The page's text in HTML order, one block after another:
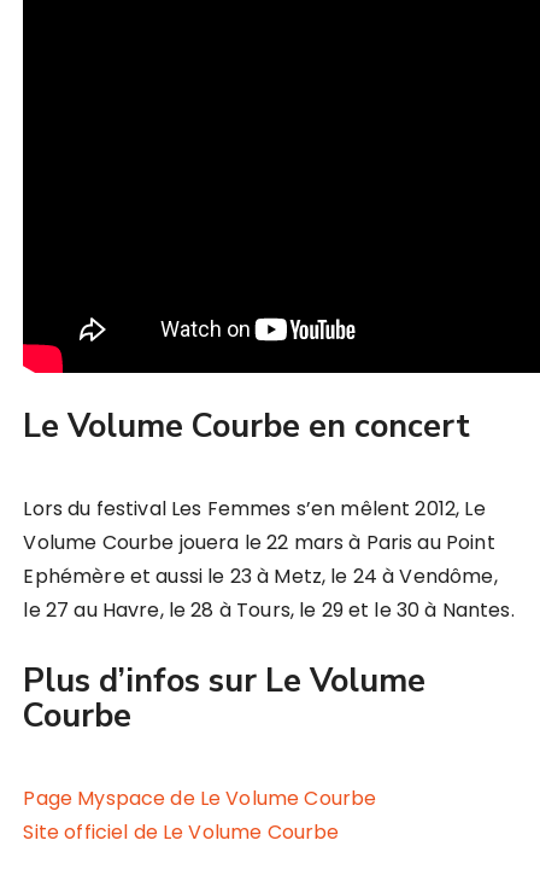
Le Volume Courbe en concert
Lors du festival Les Femmes s’en mêlent 2012, Le
Volume Courbe jouera le 22 mars à Paris au Point
Ephémère et aussi le 23 à Metz, le 24 à Vendôme,
le 27 au Havre, le 28 à Tours, le 29 et le 30 à Nantes.
Plus d’infos sur Le Volume
Courbe
Page Myspace de Le Volume Courbe
Site officiel de Le Volume Courbe